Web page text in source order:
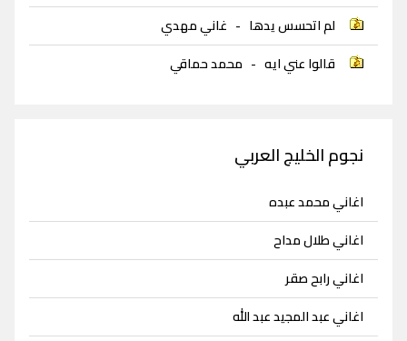
لم اتحسس يدها - غاني مهدي
قالوا عني ايه - محمد حماقي
نجوم الخليج العربي
اغاني محمد عبده
اغاني طلال مداح
اغاني رابح صقر
اغاني عبد المجيد عبد الله